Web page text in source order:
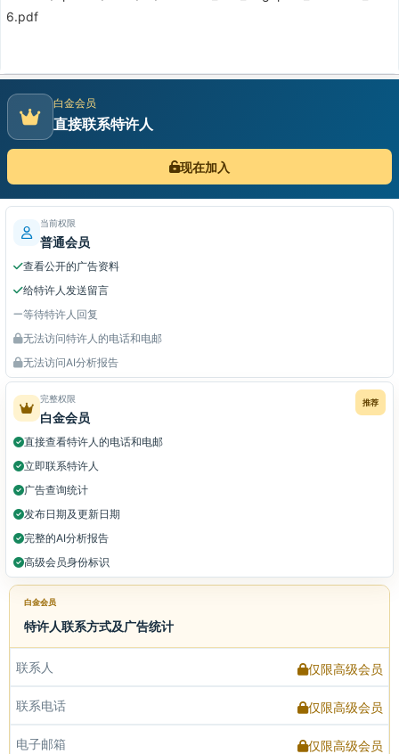
6.pdf
白金会员
直接联系特许人
现在加入
当前权限
普通会员
查看公开的广告资料
给特许人发送留言
等待特许人回复
无法访问特许人的电话和电邮
无法访问AI分析报告
推荐
完整权限
白金会员
直接查看特许人的电话和电邮
立即联系特许人
广告查询统计
发布日期及更新日期
完整的AI分析报告
高级会员身份标识
白金会员
特许人联系方式及广告统计
联系人 仅限高级会员
联系电话 仅限高级会员
电子邮箱 仅限高级会员